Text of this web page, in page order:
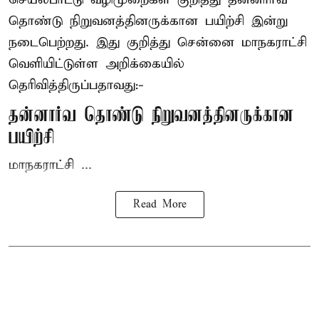
தொண்டு நிறுவனத்தினருக்கான பயிற்சி இன்று
நடைபெற்றது. இது குறித்து சென்னை மாநகராட்சி
வெளியிட்டுள்ள அறிக்கையில்
தெரிவித்திருப்பதாவது:-
தன்னார்வ தொண்டு நிறுவனத்தினருக்கான
பயிற்சி
மாநகராட்சி ...
Read More